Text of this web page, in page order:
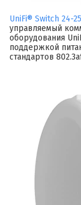
UniFi® Switch 24-
управляемый
оборудования
поддержкой
стандартов